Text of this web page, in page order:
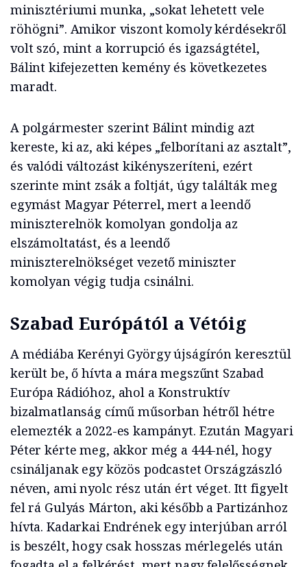
minisztériumi munka, „sokat lehetett vele
röhögni”. Amikor viszont komoly kérdésekről
volt szó, mint a korrupció és igazságtétel,
Bálint kifejezetten kemény és következetes
maradt.
A polgármester szerint Bálint mindig azt
kereste, ki az, aki képes „felborítani az asztalt”,
és valódi változást kikényszeríteni, ezért
szerinte mint zsák a foltját, úgy találták meg
egymást Magyar Péterrel, mert a leendő
miniszterelnök komolyan gondolja az
elszámoltatást, és a leendő
miniszterelnökséget vezető miniszter
komolyan végig tudja csinálni.
Szabad Európától a Vétóig
A médiába Kerényi György újságírón keresztül
került be, ő hívta a mára megszűnt Szabad
Európa Rádióhoz, ahol a Konstruktív
bizalmatlanság című műsorban hétről hétre
elemezték a 2022-es kampányt. Ezután Magyari
Péter kérte meg, akkor még a 444-nél, hogy
csináljanak egy közös podcastet Országzászló
néven, ami nyolc rész után ért véget. Itt figyelt
fel rá Gulyás Márton, aki később a Partizánhoz
hívta. Kadarkai Endrének egy interjúban arról
is beszélt, hogy csak hosszas mérlegelés után